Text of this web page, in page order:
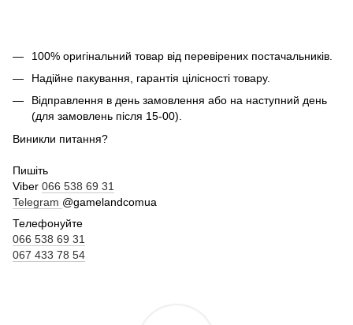
100% оригінальний товар від перевірених постачальників.
Надійне пакування, гарантія цілісності товару.
Відправлення в день замовлення або на наступний день
(для замовлень після 15-00).
Виникли питання?
Пишіть
Viber 066 538 69 31
Telegram @gamelandcomua
Телефонуйте
066 538 69 31
067 433 78 54